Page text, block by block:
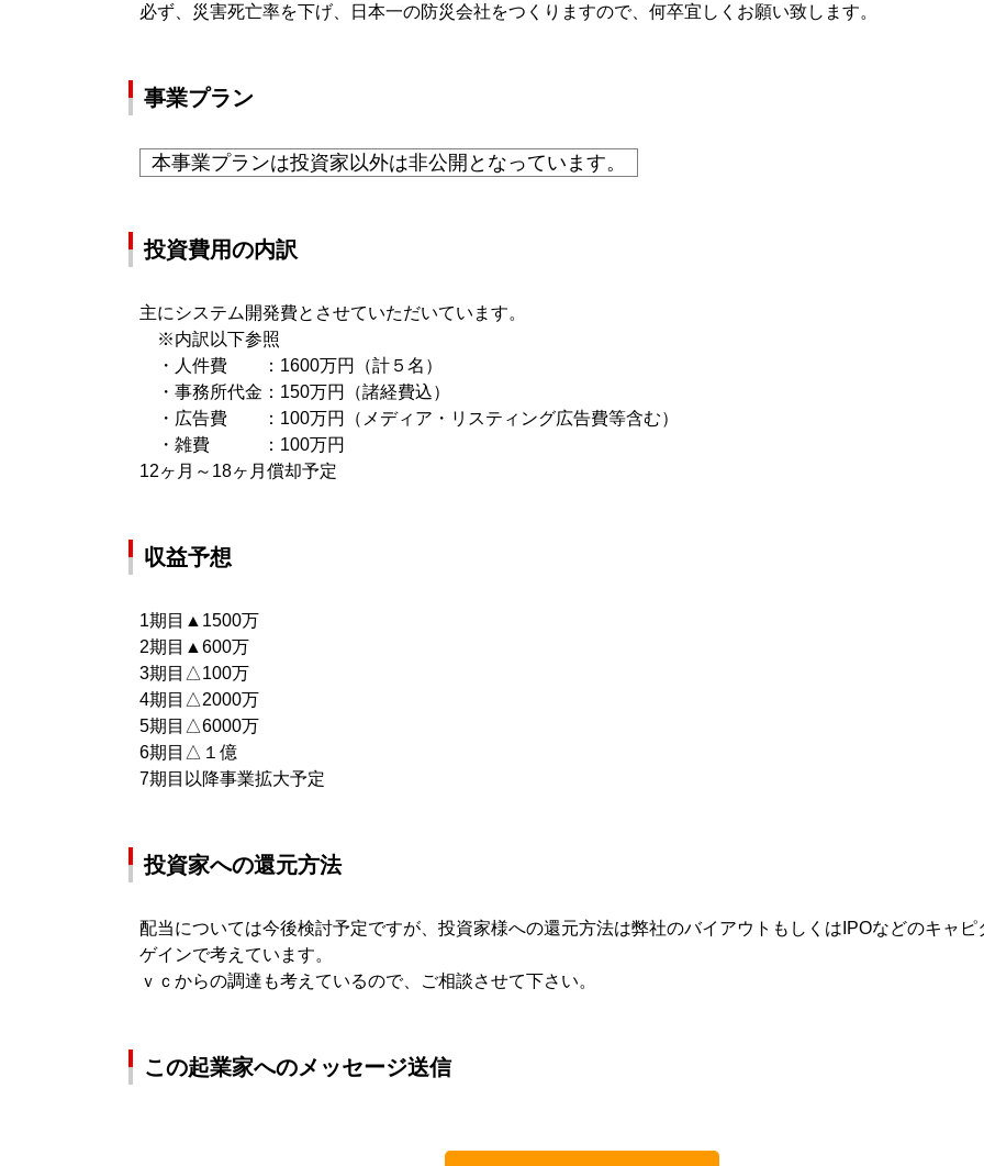
必ず、災害死亡率を下げ、日本一の防災会社をつくりますので、何卒宜しくお願い致します。
事業プラン
本事業プランは投資家以外は非公開となっています。
投資費用の内訳
主にシステム開発費とさせていただいています。
※内訳以下参照
・人件費 ：1600万円（計５名）
・事務所代金：150万円（諸経費込）
・広告費 ：100万円（メディア・リスティング広告費等含む）
・雑費 ：100万円
12ヶ月～18ヶ月償却予定
収益予想
1期目▲1500万
2期目▲600万
3期目△100万
4期目△2000万
5期目△6000万
6期目△１億
7期目以降事業拡大予定
投資家への還元方法
配当については今後検討予定ですが、投資家様への還元方法は弊社のバイアウトもしくはIPOなどのキャピ
ゲインで考えています。
ｖｃからの調達も考えているので、ご相談させて下さい。
この起業家へのメッセージ送信